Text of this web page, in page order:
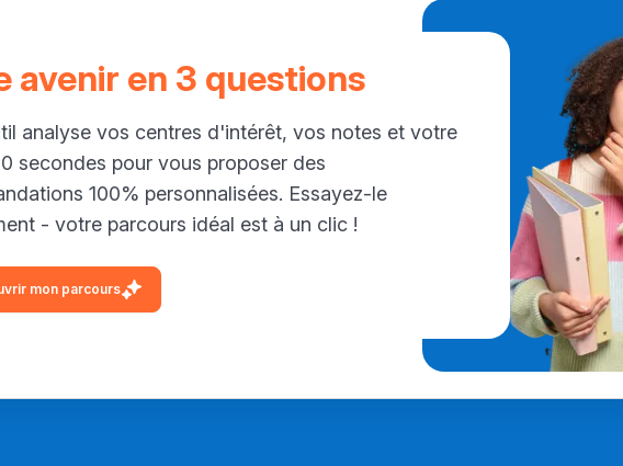
avenir en 3 questions
analyse vos centres d'intérêt, vos notes et votre
secondes pour vous proposer des
100% personnalisées. Essayez-le
- votre parcours idéal est à un clic !
mon parcours